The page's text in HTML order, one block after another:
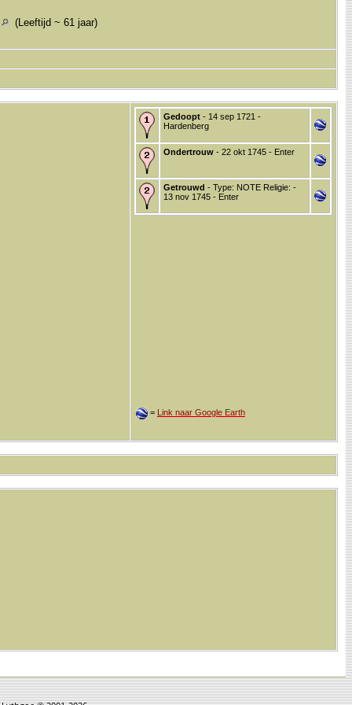
(Leeftijd ~ 61 jaar)
Gedoopt - 14 sep 1721 -
Hardenberg
Ondertrouw - 22 okt 1745 - Enter
Getrouwd - Type: NOTE Religie: -
13 nov 1745 - Enter
= Link naar Google Earth